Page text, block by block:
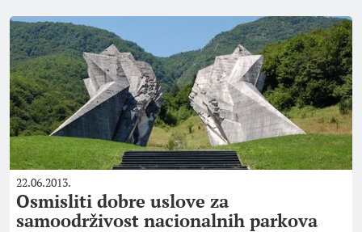
22.06.2013.
Osmisliti dobre uslove za
samoodrživost nacionalnih parkova